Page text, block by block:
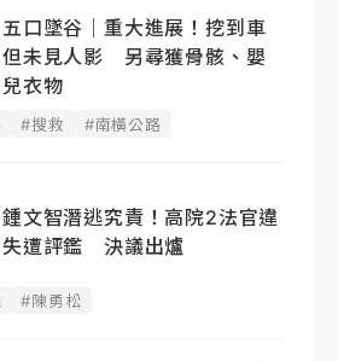
五口墜谷｜重大進展！挖到車
但未見人影 另尋獲骨骸、嬰
兒衣物
#搜救 #南橫公路
鍾文智潛逃究責！高院2法官違
失遭評鑑 決議出爐
#陳勇松